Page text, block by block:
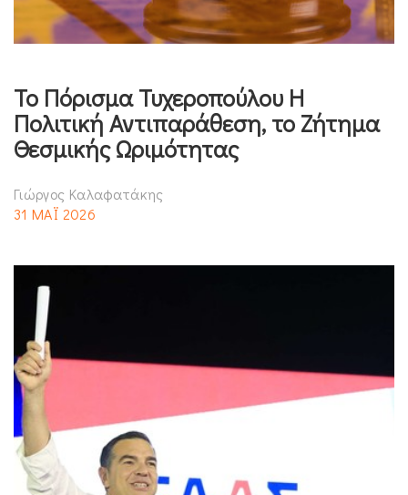
Το Πόρισμα Τυχεροπούλου Η
Πολιτική Αντιπαράθεση, το Ζήτημα
Θεσμικής Ωριμότητας
Γιώργος Καλαφατάκης
31 ΜΑΪ 2026